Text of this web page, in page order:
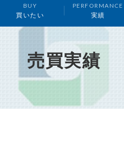
BUY
買いたい
PERFORMANCE
実績
売買実績